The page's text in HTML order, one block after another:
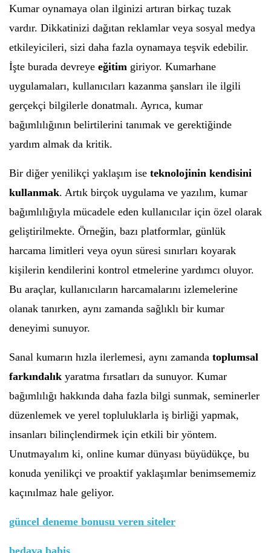
Kumar oynamaya olan ilginizi artıran birkaç tuzak
vardır. Dikkatinizi dağıtan reklamlar veya sosyal medya
etkileyicileri, sizi daha fazla oynamaya teşvik edebilir.
İşte burada devreye eğitim giriyor. Kumarhane
uygulamaları, kullanıcıları kazanma şansları ile ilgili
gerçekçi bilgilerle donatmalı. Ayrıca, kumar
bağımlılığının belirtilerini tanımak ve gerektiğinde
yardım almak da kritik.
Bir diğer yenilikçi yaklaşım ise teknolojinin kendisini
kullanmak. Artık birçok uygulama ve yazılım, kumar
bağımlılığıyla mücadele eden kullanıcılar için özel olarak
geliştirilmekte. Örneğin, bazı platformlar, günlük
harcama limitleri veya oyun süresi sınırları koyarak
kişilerin kendilerini kontrol etmelerine yardımcı oluyor.
Bu araçlar, kullanıcıların harcamalarını izlemelerine
olanak tanırken, aynı zamanda sağlıklı bir kumar
deneyimi sunuyor.
Sanal kumarın hızla ilerlemesi, aynı zamanda toplumsal
farkındalık yaratma fırsatları da sunuyor. Kumar
bağımlılığı hakkında daha fazla bilgi sunmak, seminerler
düzenlemek ve yerel topluluklarla iş birliği yapmak,
insanları bilinçlendirmek için etkili bir yöntem.
Unutmayalım ki, online kumar dünyası büyüdükçe, bu
konuda yenilikçi ve proaktif yaklaşımlar benimsememiz
kaçınılmaz hale geliyor.
güncel deneme bonusu veren siteler
bedava bahis